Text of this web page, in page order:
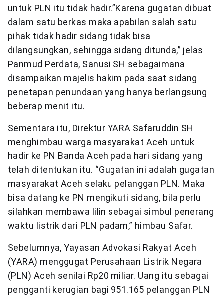
untuk PLN itu tidak hadir.”Karena gugatan dibuat
dalam satu berkas maka apabilan salah satu
pihak tidak hadir sidang tidak bisa
dilangsungkan, sehingga sidang ditunda,” jelas
Panmud Perdata, Sanusi SH sebagaimana
disampaikan majelis hakim pada saat sidang
penetapan penundaan yang hanya berlangsung
beberap menit itu.
Sementara itu, Direktur YARA Safaruddin SH
menghimbau warga masyarakat Aceh untuk
hadir ke PN Banda Aceh pada hari sidang yang
telah ditentukan itu. “Gugatan ini adalah gugatan
masyarakat Aceh selaku pelanggan PLN. Maka
bisa datang ke PN mengikuti sidang, bila perlu
silahkan membawa lilin sebagai simbul penerang
waktu listrik dari PLN padam,” himbau Safar.
Sebelumnya, Yayasan Advokasi Rakyat Aceh
(YARA) menggugat Perusahaan Listrik Negara
(PLN) Aceh senilai Rp20 miliar. Uang itu sebagai
pengganti kerugian bagi 951.165 pelanggan PLN